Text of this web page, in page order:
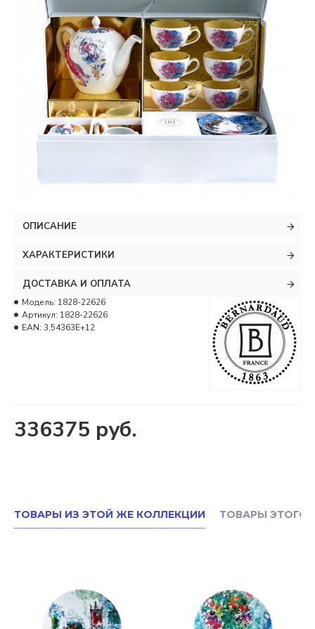
ОПИСАНИЕ
ХАРАКТЕРИСТИКИ
ДОСТАВКА И ОПЛАТА
336375 руб.
Модель: 1828-22626
Артикул: 1828-22626
EAN: 3,54363E+12
ТОВАРЫ ИЗ ЭТОЙ ЖЕ КОЛЛЕКЦИИ ТОВАРЫ ЭТОГО